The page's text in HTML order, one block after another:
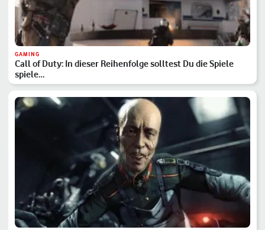
GAMING
Call of Duty: In dieser Reihenfolge solltest Du die Spiele
spiele…